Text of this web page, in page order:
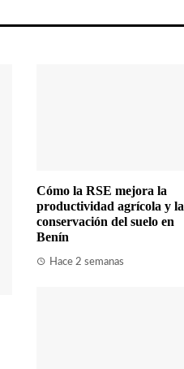
Cómo la RSE mejora la
productividad agrícola y la
conservación del suelo en
Benín
Hace 2 semanas